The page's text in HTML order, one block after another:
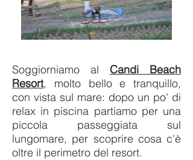
Soggiorniamo al Candi Beach
Resort, molto bello e tranquillo,
con vista sul mare: dopo un po' di
relax in piscina partiamo per una
piccola passeggiata sul
lungomare, per scoprire cosa c'è
oltre il perimetro del resort.